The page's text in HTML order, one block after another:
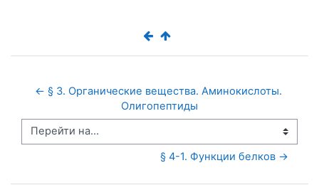
← § 3. Органические вещества. Аминокислоты.
Олигопептиды
Перейти на...
§ 4-1. Функции белков →